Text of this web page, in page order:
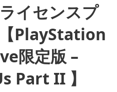
イセンスプ
PlayStation
限定版 –
Part II 】